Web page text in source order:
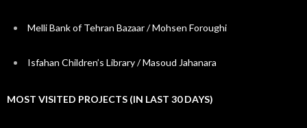
Melli Bank of Tehran Bazaar / Mohsen Foroughi
Isfahan Children’s Library / Masoud Jahanara
MOST VISITED PROJECTS (IN LAST 30 DAYS)